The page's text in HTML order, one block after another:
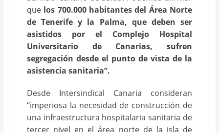
que los 700.000 habitantes del Área Norte
de Tenerife y la Palma, que deben ser
asistidos por el Complejo Hospital
Universitario de Canarias, sufren
segregación desde el punto de vista de la
asistencia sanitaria”.
Desde Intersindical Canaria consideran
“imperiosa la necesidad de construcción de
una infraestructura hospitalaria sanitaria de
tercer nivel en el área norte de la isla de